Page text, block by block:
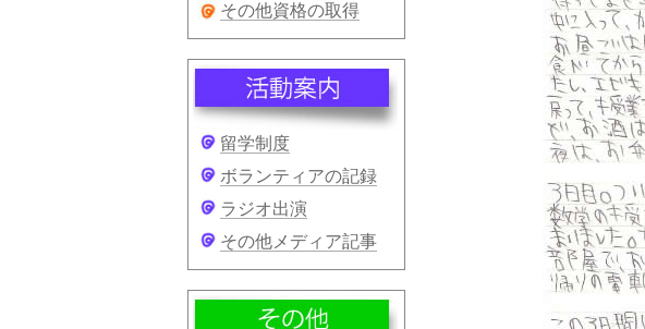
その他資格の取得
留学制度
ボランティアの記録
ラジオ出演
その他メディア記事